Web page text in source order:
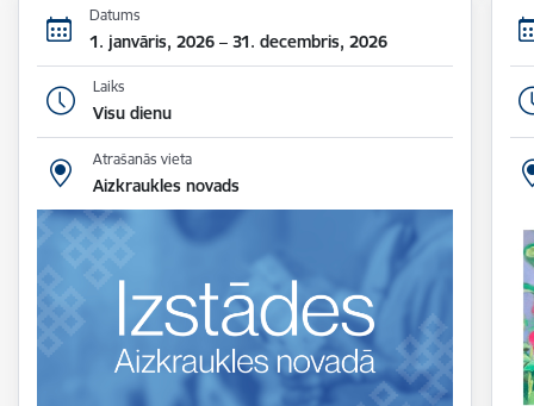
Datums
1. janvāris, 2026 – 31. decembris, 2026
Laiks
Visu dienu
Atrašanās vieta
Aizkraukles novads